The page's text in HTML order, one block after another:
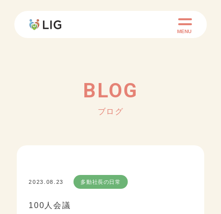
MENU
BLOG
ブログ
2023.08.23 多動社長の日常
100人会議